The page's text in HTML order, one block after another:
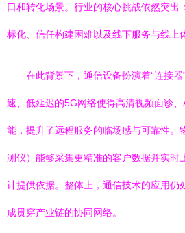
口和转化场景。行业的核心挑战依然突出
标化、信任构建困难以及线下服务与线上
在此背景下，通信设备扮演着“连接器
速、低延迟的5G网络使得高清视频面诊
能，提升了远程服务的临场感与可靠性。
测仪）能够采集更精准的客户数据并实时
计提供依据。整体上，通信技术的应用仍
成贯穿产业链的协同网络。